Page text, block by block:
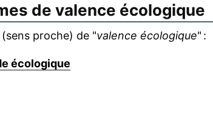
de valence écologique
proche) de "valence écologique" :
écologique